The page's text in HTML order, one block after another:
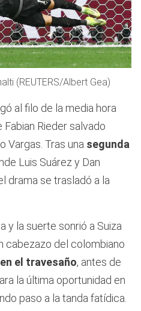
(REUTERS/Albert Gea)
al filo de la media hora
Rieder salvado
Vargas. Tras una segunda
Luis Suárez y Dan
drama se trasladó a la
y la suerte sonrió a Suiza
cabezazo del colombiano
el travesaño, antes de
la última oportunidad en
paso a la tanda fatídica.